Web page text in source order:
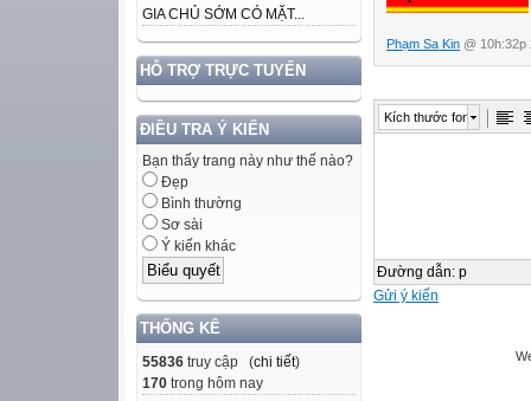
GIA CHỦ SỚM CÓ MẶT...
HỖ TRỢ TRỰC TUYẾN
ĐIỀU TRA Ý KIẾN
Bạn thấy trang này như thế nào?
Đẹp
Bình thường
Sơ sài
Ý kiến khác
THỐNG KÊ
55836 truy cập (chi tiết)
170 trong hôm nay
Phạm Sa Kin @ 10h:32p
Kích thước font
Đường dẫn: p
Gửi ý kiến